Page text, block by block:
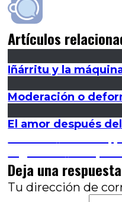
Artículos
Iñárritu y la
Moderación o
El amor después
Navegación
de
entradas
siguiente:
Deja una respuesta
Tu dirección de